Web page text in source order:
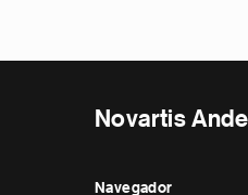
Novartis
Navegador